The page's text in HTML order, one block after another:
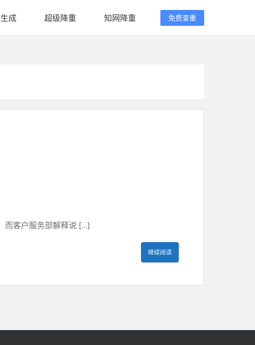
成 超级降重 知网降重 免费查重
而客户服务部解释说 […]
继续阅读